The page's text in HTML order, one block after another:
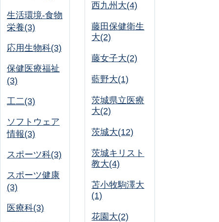
生活環境-食物
栄養(3)
応用生物科(3)
保健医療福祉
(3)
工二(3)
ソフトウェア
情報(3)
スポーツ科(3)
スポーツ健康
(3)
医療科(3)
西九州大(4)
藤田保健衛生
大(2)
藤女子大(2)
藍野大(1)
茨城県立医療
大(2)
茨城大(12)
茨城キリスト
教大(4)
苫小牧駒澤大
(1)
花園大(2)